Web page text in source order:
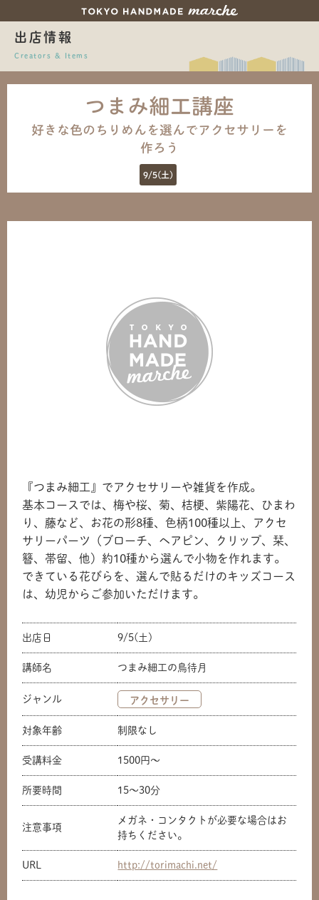
出店情報
Creators & Items
つまみ細工講座
好きな色のちりめんを選んでアクセサリーを
作ろう
9/5(土)
『つまみ細工』でアクセサリーや雑貨を作成。
基本コースでは、梅や桜、菊、桔梗、紫陽花、ひまわ
り、藤など、お花の形8種、色柄100種以上、アクセ
サリーパーツ（ブローチ、ヘアピン、クリップ、栞、
簪、帯留、他）約10種から選んで小物を作れます。
できている花びらを、選んで貼るだけのキッズコース
は、幼児からご参加いただけます。
出店日 9/5(土)
講師名 つまみ細工の鳥待月
ジャンル アクセサリー
対象年齢 制限なし
受講料金 1500円〜
所要時間 15〜30分
注意事項
メガネ・コンタクトが必要な場合はお
持ちください。
URL http://torimachi.net/